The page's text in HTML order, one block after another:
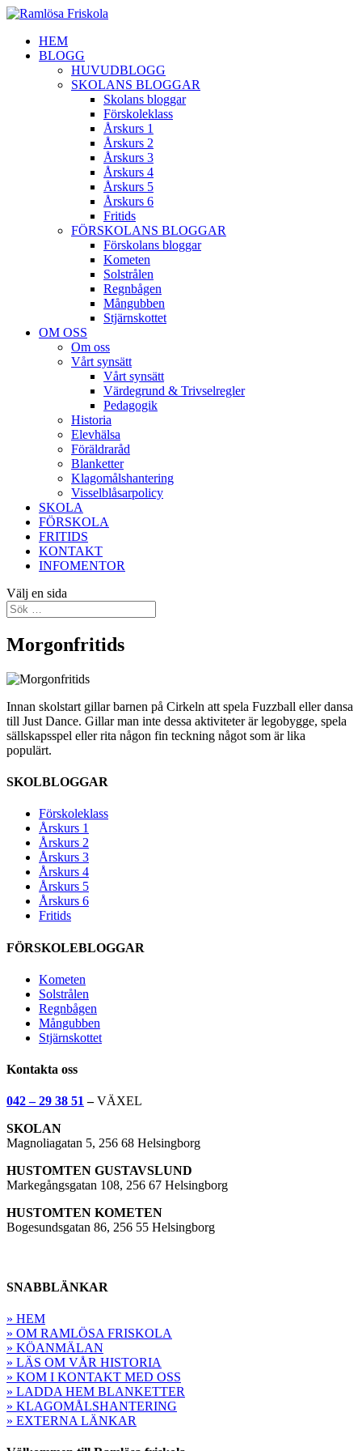
HEM
BLOGG
HUVUDBLOGG
SKOLANS BLOGGAR
Skolans bloggar
Förskoleklass
Årskurs 1
Årskurs 2
Årskurs 3
Årskurs 4
Årskurs 5
Årskurs 6
Fritids
FÖRSKOLANS BLOGGAR
Förskolans bloggar
Kometen
Solstrålen
Regnbågen
Mångubben
Stjärnskottet
OM OSS
Om oss
Vårt synsätt
Vårt synsätt
Värdegrund & Trivselregler
Pedagogik
Historia
Elevhälsa
Föräldraråd
Blanketter
Klagomålshantering
Visselblåsarpolicy
SKOLA
FÖRSKOLA
FRITIDS
KONTAKT
INFOMENTOR
Välj en sida
Morgonfritids
Innan skolstart gillar barnen på Cirkeln att spela Fuzzball eller dansa
till Just Dance. Gillar man inte dessa aktiviteter är legobygge, spela
sällskapsspel eller rita någon fin teckning något som är lika
populärt.
SKOLBLOGGAR
Förskoleklass
Årskurs 1
Årskurs 2
Årskurs 3
Årskurs 4
Årskurs 5
Årskurs 6
Fritids
FÖRSKOLEBLOGGAR
Kometen
Solstrålen
Regnbågen
Mångubben
Stjärnskottet
Kontakta oss
042 – 29 38 51–VÄXEL
SKOLAN
Magnoliagatan 5, 256 68 Helsingborg
HUSTOMTEN GUSTAVSLUND
Markegångsgatan 108, 256 67 Helsingborg
HUSTOMTEN KOMETEN
Bogesundsgatan 86, 256 55 Helsingborg
SNABBLÄNKAR
» HEM
» OM RAMLÖSA FRISKOLA
» KÖANMÄLAN
» LÄS OM VÅR HISTORIA
» KOM I KONTAKT MED OSS
» LADDA HEM BLANKETTER
» KLAGOMÅLSHANTERING
» EXTERNA LÄNKAR